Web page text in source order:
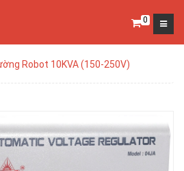
0
Robot 10KVA (150-250V)